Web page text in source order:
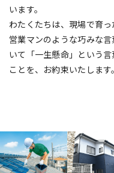
います。
わたくたちは、現場で育っ
営業マンのような巧みな
いて「一生懸命」という
ことを、お約束いたします。